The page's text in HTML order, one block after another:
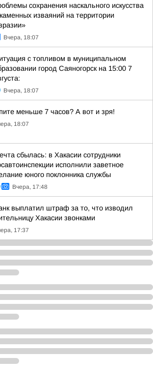
сохранения наскального искусства
изваяний на территории
Вчера, 18:07
с топливом в муниципальном
город Саяногорск на 15:00 7
Вчера, 18:07
меньше 7 часов? А вот и зря!
18:07
сбылась: в Хакасии сотрудники
исполнили заветное
юного поклонника службы
Вчера, 17:48
выплатил штраф за то, что изводил
Хакасии звонками
17:37